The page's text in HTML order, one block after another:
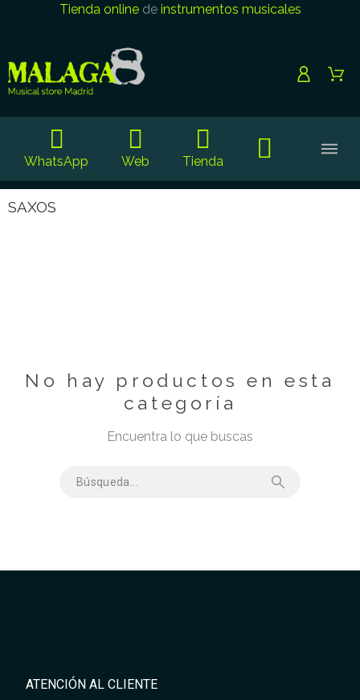
Tienda onlinede instrumentos musicales
WhatsApp Web Tienda
SAXOS
No hay productos en esta
categoría
Encuentra lo que buscas
ATENCIÓN AL CLIENTE